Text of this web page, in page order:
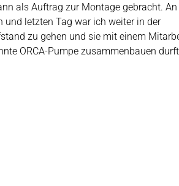
als Auftrag zur Montage gebracht. An
letzten Tag war ich weiter in der
zu gehen und sie mit einem
ORCA-Pumpe zusammenbauen